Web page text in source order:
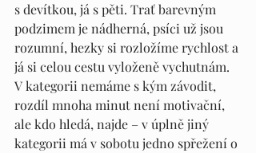
s devítkou, já s pěti. Trať barevným
podzimem je nádherná, psíci už jsou
rozumní, hezky si rozložíme rychlost a
já si celou cestu vyloženě vychutnám.
V kategorii nemáme s kým závodit,
rozdíl mnoha minut není motivační,
ale kdo hledá, najde – v úplně jiný
kategorii má v sobotu jedno spřežení o